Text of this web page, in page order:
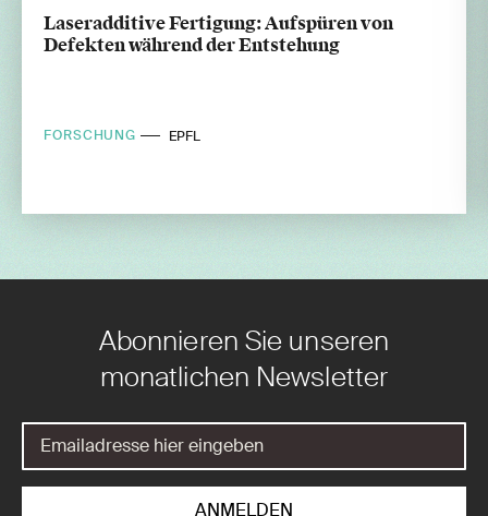
Laseradditive Fertigung: Aufspüren von
Defekten während der Entstehung
FORSCHUNG EPFL
Abonnieren Sie unseren
monatlichen Newsletter